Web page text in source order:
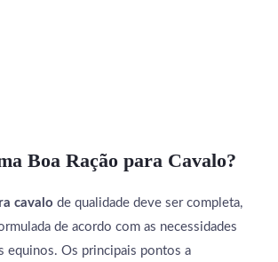
Boa Ração para Cavalo?
cavalo de qualidade deve ser completa,
de acordo com as necessidades
equinos. Os principais pontos a